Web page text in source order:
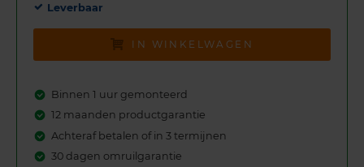
Leverbaar
IN WINKELWAGEN
Binnen 1 uur gemonteerd
12 maanden productgarantie
Achteraf betalen of in 3 termijnen
30 dagen omruilgarantie